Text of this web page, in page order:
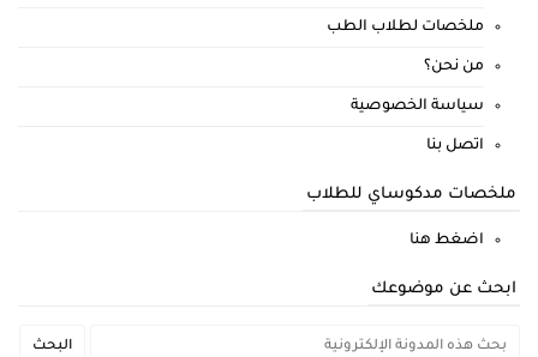
ملخصات لطلاب الطب
من نحن؟
سياسة الخصوصية
اتصل بنا
ملخصات مدكوساي للطلاب
اضغط هنا
ابحث عن موضوعك